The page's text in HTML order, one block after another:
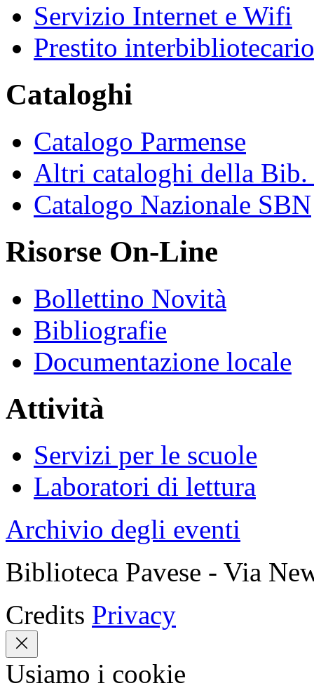
Servizio Internet e Wifi
Prestito interbibliotecario
Cataloghi
Catalogo Parmense
Altri cataloghi della Bib.
Catalogo Nazionale SBN
Risorse On-Line
Bollettino Novità
Bibliografie
Documentazione locale
Attività
Servizi per le scuole
Laboratori di lettura
Archivio degli eventi
Biblioteca Pavese - Via
Credits Privacy
Usiamo i cookie